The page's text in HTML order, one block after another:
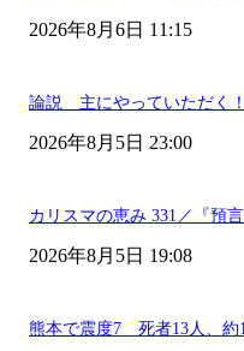
2026年8月6日 11:15
論説 主にやっていただく
2026年8月5日 23:00
カリスマの恵み 331／『預
2026年8月5日 19:08
熊本で震度7 死者13人、約